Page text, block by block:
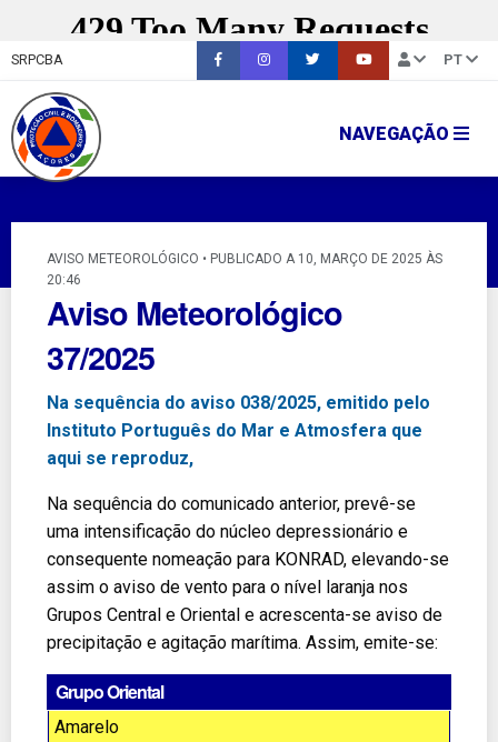
SRPCBA PT
NAVEGAÇÃO
AVISO METEOROLÓGICO • PUBLICADO A 10, MARÇO DE 2025 ÀS
20:46
Aviso Meteorológico
37/2025
Na sequência do aviso 038/2025, emitido pelo
Instituto Português do Mar e Atmosfera que
aqui se reproduz,
Na sequência do comunicado anterior, prevê-se
uma intensificação do núcleo depressionário e
consequente nomeação para KONRAD, elevando-se
assim o aviso de vento para o nível laranja nos
Grupos Central e Oriental e acrescenta-se aviso de
precipitação e agitação marítima. Assim, emite-se:
Grupo Oriental
Amarelo